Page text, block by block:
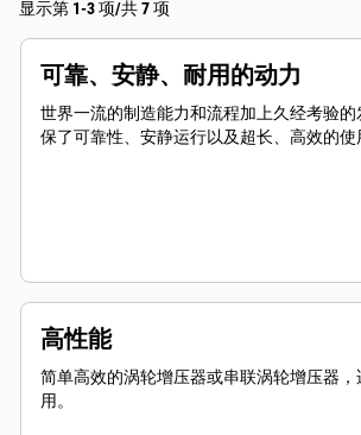
显示第 1-3 项/共 7 项
可靠、安静、耐用的动力
世界一流的制造能力和流程加上久经考验
保了可靠性、安静运行以及超长、高效的使
高性能
简单高效的涡轮增压器或串联涡轮增压器
用。